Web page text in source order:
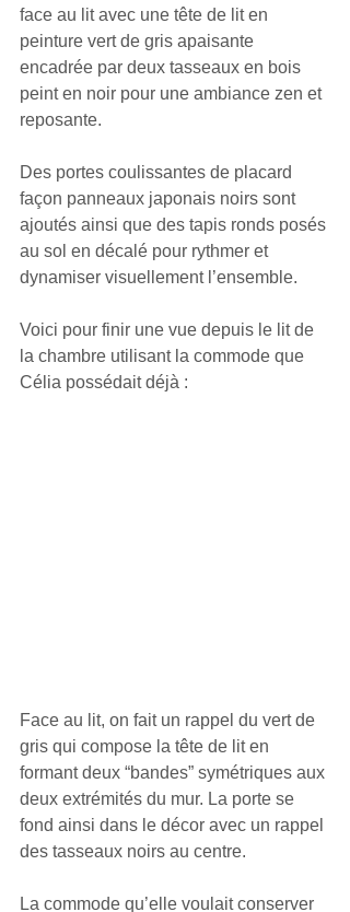
face au lit avec une tête de lit en
peinture vert de gris apaisante
encadrée par deux tasseaux en bois
peint en noir pour une ambiance zen et
reposante.
Des portes coulissantes de placard
façon panneaux japonais noirs sont
ajoutés ainsi que des tapis ronds posés
au sol en décalé pour rythmer et
dynamiser visuellement l’ensemble.
Voici pour finir une vue depuis le lit de
la chambre utilisant la commode que
Célia possédait déjà :
Face au lit, on fait un rappel du vert de
gris qui compose la tête de lit en
formant deux “bandes” symétriques aux
deux extrémités du mur. La porte se
fond ainsi dans le décor avec un rappel
des tasseaux noirs au centre.
La commode qu’elle voulait conserver